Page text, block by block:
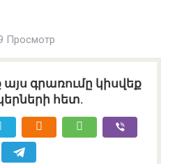
Просмотр
գրառումը կիսվեք
հետ.